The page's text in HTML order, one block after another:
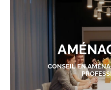
CONSEIL EN